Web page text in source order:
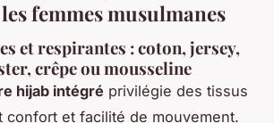
femmes musulmanes
et respirantes : coton, jersey,
crêpe ou mousseline
hijab intégré privilégie des tissus
confort et facilité de mouvement.